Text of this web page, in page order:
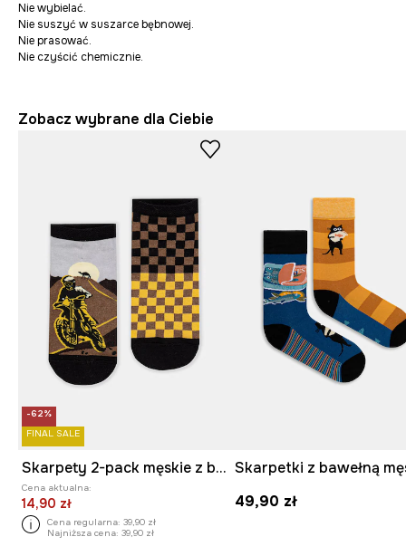
Nie wybielać.
Nie suszyć w suszarce bębnowej.
Nie prasować.
Nie czyścić chemicznie.
Zobacz wybrane dla Ciebie
-62%
FINAL SALE
Skarpety 2-pack męskie z bawełną
Cena aktualna:
14,90 zł
Cena regularna: 39,90 zł
Najniższa cena: 39,90 zł
49,90 zł